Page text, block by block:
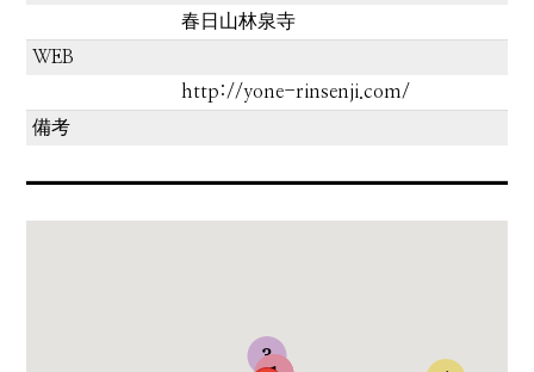
春日山林泉寺
WEB
http://yone-rinsenji.com/
備考